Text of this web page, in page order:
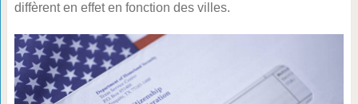
diffèrent en effet en fonction des villes.